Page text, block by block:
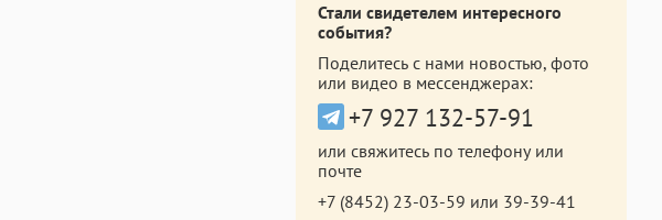
Стали свидетелем интересного
события?
Поделитесь с нами новостью, фото
или видео в мессенджерах:
+7 927 132-57-91
или свяжитесь по телефону или
почте
+7 (8452) 23-03-59 или 39-39-41